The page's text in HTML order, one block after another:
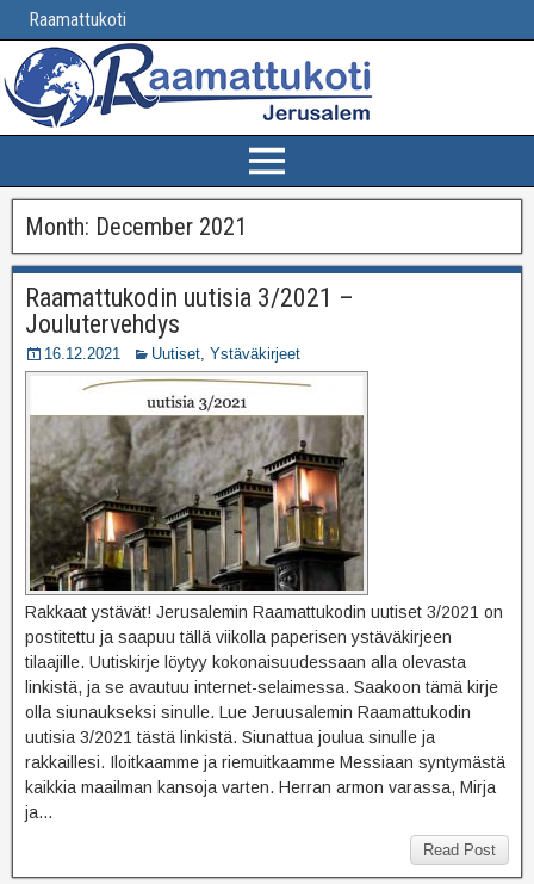
Raamattukoti
Month: December 2021
Raamattukodin uutisia 3/2021 –
Joulutervehdys
16.12.2021 Uutiset, Ystäväkirjeet
Rakkaat ystävät! Jerusalemin Raamattukodin uutiset 3/2021 on
postitettu ja saapuu tällä viikolla paperisen ystäväkirjeen
tilaajille. Uutiskirje löytyy kokonaisuudessaan alla olevasta
linkistä, ja se avautuu internet-selaimessa. Saakoon tämä kirje
olla siunaukseksi sinulle. Lue Jeruusalemin Raamattukodin
uutisia 3/2021 tästä linkistä. Siunattua joulua sinulle ja
rakkaillesi. Iloitkaamme ja riemuitkaamme Messiaan syntymästä
kaikkia maailman kansoja varten. Herran armon varassa, Mirja
ja…
Read Post